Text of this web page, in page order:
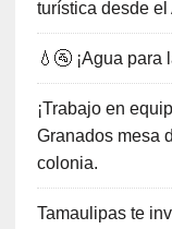
turística desde el
💧🚰 ¡Agua para
¡Trabajo en
Granados mesa
colonia.
Tamaulipas te